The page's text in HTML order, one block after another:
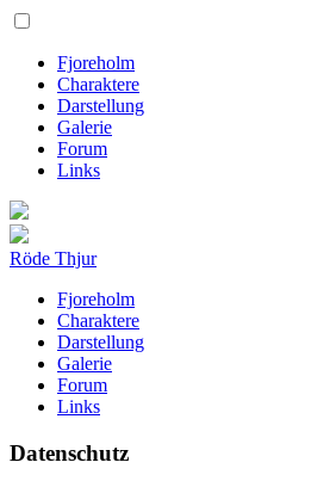
Fjoreholm
Charaktere
Darstellung
Galerie
Forum
Links
Röde Thjur
Fjoreholm
Charaktere
Darstellung
Galerie
Forum
Links
Datenschutz